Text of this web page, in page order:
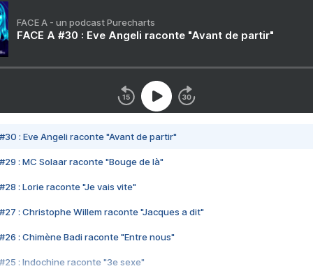
FACE A - un podcast Purecharts
FACE A #30 : Eve Angeli raconte "Avant de partir"
#30 : Eve Angeli raconte "Avant de partir"
#29 : MC Solaar raconte "Bouge de là"
#28 : Lorie raconte "Je vais vite"
#27 : Christophe Willem raconte "Jacques a dit"
#26 : Chimène Badi raconte "Entre nous"
#25 : Indochine raconte "3e sexe"